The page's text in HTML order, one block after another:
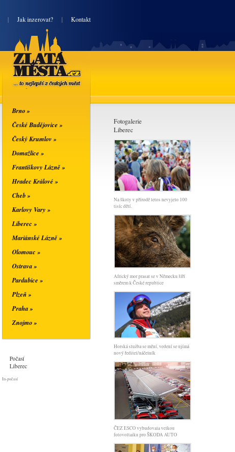
| Jak inzerovat? | Kontakt
Fotogalerie
Liberec
Na školy v přírodě letos nevyjelo 100
tisíc dětí.
Africký mor prasat se v Německu šíří
směrem k České republice
Horská služba se mění, vedení se ujímá
nový ředitel/náčelník
ČEZ ESCO vybudovala velkou
fotovoltaiku pro ŠKODA AUTO
Zlatá města
... to nejlepší z
českých měst
Brno »
České Budějovice »
Český Krumlov »
Domažlice »
Františkovy Lázně »
Hradec Králové »
Cheb »
Karlovy Vary »
Liberec »
Mariánské Lázně »
Olomouc »
Ostrava »
Pardubice »
Plzeň »
Praha »
Znojmo »
Počasí
Liberec
In-počasí